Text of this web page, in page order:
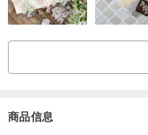
商品信息